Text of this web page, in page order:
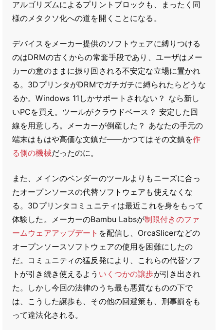
アルゴリズムによるプリントブロックも、まったく同
様のメタクソ化への道を開くことになる。
デバイスをメーカー提供のソフトウェアに縛りつける
のはDRMの古くからの常套手段であり、ユーザはメー
カーの意のままに振り回される不安定な立場に置かれ
る。3DプリンタがDRMでガチガチに縛られたらどうな
るか。Windows 11しかサポートされない？ なら新し
いPCを買え。ツールがクラウドベース？ 安定した回
線を用意しろ。メーカーが倒産した？ あなたの手元の
端末はもはや高価な文鎮だ――かつてはその文鎮を作
る側の機械だったのに。
また、メインのベンダーのツールよりもニーズに合っ
たオープンソースの代替ソフトウェアも使えなくな
る。3Dプリンタコミュニティは最近これを身をもって
体験した。メーカーのBambu Labsが制限付きのファ
ームウェアアップデート を配信し、OrcaSlicerなどの
オープンソースソフトウェアの使用を困難にしたの
だ。コミュニティの猛反発により、これらの代替ソフ
トが引き続き使えるよう いくつかの譲歩が引き出され
た。しかし今回の法律のうち最も悪質なものの下で
は、こうした譲歩も、その他の回避策も、刑事罰をも
って違法化される。